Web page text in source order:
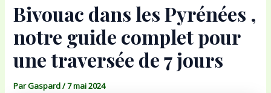
Bivouac dans les Pyrénées ,
notre guide complet pour
une traversée de 7 jours
ParGaspard/7 mai 2024